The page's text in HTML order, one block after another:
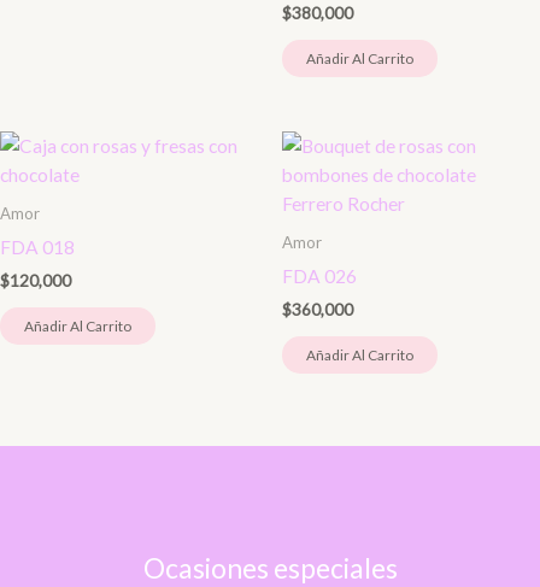
$380,000
Añadir Al Carrito
Amor
FDA 018
$120,000
Añadir Al Carrito
Amor
FDA 026
$360,000
Añadir Al Carrito
Ocasiones especiales